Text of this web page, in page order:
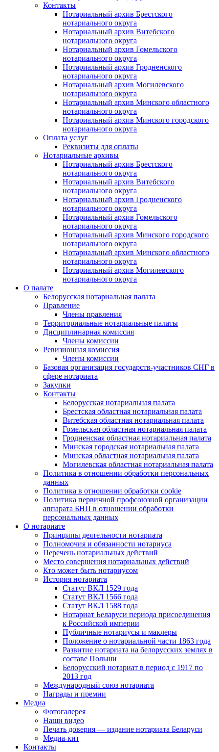
Контакты
Нотариальный архив Брестского
нотариального округа
Нотариальный архив Витебского
нотариального округа
Нотариальный архив Гомельского
нотариального округа
Нотариальный архив Гродненского
нотариального округа
Нотариальный архив Могилевского
нотариального округа
Нотариальный архив Минского областного
нотариального округа
Нотариальный архив Минского городского
нотариального округа
Оплата услуг
Реквизиты для оплаты
Нотариальные архивы
Нотариальный архив Брестского
нотариального округа
Нотариальный архив Витебского
нотариального округа
Нотариальный архив Гродненского
нотариального округа
Нотариальный архив Гомельского
нотариального округа
Нотариальный архив Минского городского
нотариального округа
Нотариальный архив Минского областного
нотариального округа
Нотариальный архив Могилевского
нотариального округа
О палате
Белорусская нотариальная палата
Правление
Члены правления
Территориальные нотариальные палаты
Дисциплинарная комиссия
Члены комиссии
Ревизионная комиссия
Члены комиссии
Базовая организация государств-участников СНГ в
сфере нотариата
Закупки
Контакты
Белорусская нотариальная палата
Брестская областная нотариальная палата
Витебская областная нотариальная палата
Гомельская областная нотариальная палата
Гродненская областная нотариальная палата
Минская городская нотариальная палата
Минская областная нотариальная палата
Могилевская областная нотариальная палата
Политика в отношении обработки персональных
данных
Политика в отношении обработки cookie
Политика первичной профсоюзной организации
аппарата БНП в отношении обработки
персональных данных
О нотариате
Принципы деятельности нотариата
Полномочия и обязанности нотариуса
Перечень нотариальных действий
Место совершения нотариальных действий
Кто может быть нотариусом
История нотариата
Статут ВКЛ 1529 года
Статут ВКЛ 1566 года
Статут ВКЛ 1588 года
Нотариат Беларуси периода присоединения
к Российской империи
Публичные нотариусы и маклеры
Положение о нотариальной части 1863 года
Развитие нотариата на белорусских землях в
составе Польши
Белорусский нотариат в период с 1917 по
2013 год
Международный союз нотариата
Награды и премии
Медиа
Фотогалерея
Наши видео
Печать доверия — издание нотариата Беларуси
Медиа-кит
Контакты